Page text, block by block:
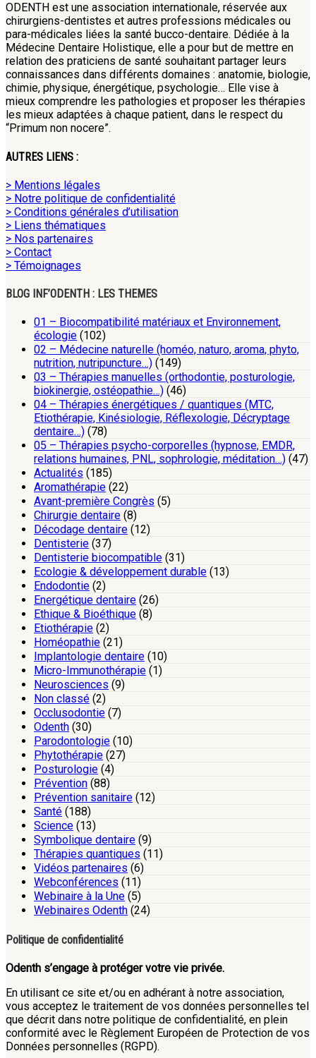
ODENTH est une association internationale, réservée aux
chirurgiens-dentistes et autres professions médicales ou
para-médicales liées la santé bucco-dentaire. Dédiée à la
Médecine Dentaire Holistique, elle a pour but de mettre en
relation des praticiens de santé souhaitant partager leurs
connaissances dans différents domaines : anatomie, biologie,
chimie, physique, énergétique, psychologie… Elle vise à
mieux comprendre les pathologies et proposer les thérapies
les mieux adaptées à chaque patient, dans le respect du
“Primum non nocere”.
AUTRES LIENS :
> Mentions légales
> Notre politique de confidentialité
> Conditions générales d’utilisation
> Liens thématiques
> Nos partenaires
> Contact
> Témoignages
BLOG INF’ODENTH : LES THEMES
01 – Biocompatibilité matériaux et Environnement,
écologie (102)
02 – Médecine naturelle (homéo, naturo, aroma, phyto,
nutrition, nutripuncture…) (149)
03 – Thérapies manuelles (orthodontie, posturologie,
biokinergie, ostéopathie…) (46)
04 – Thérapies énergétiques / quantiques (MTC,
Etiothérapie, Kinésiologie, Réflexologie, Décryptage
dentaire…) (78)
05 – Thérapies psycho-corporelles (hypnose, EMDR,
relations humaines, PNL, sophrologie, méditation…) (47)
Actualités (185)
Aromathérapie (22)
Avant-première Congrès (5)
Chirurgie dentaire (8)
Décodage dentaire (12)
Dentisterie (37)
Dentisterie biocompatible (31)
Ecologie & développement durable (13)
Endodontie (2)
Energétique dentaire (26)
Ethique & Bioéthique (8)
Etiothérapie (2)
Homéopathie (21)
Implantologie dentaire (10)
Micro-Immunothérapie (1)
Neurosciences (9)
Non classé (2)
Occlusodontie (7)
Odenth (30)
Parodontologie (10)
Phytothérapie (27)
Posturologie (4)
Prévention (88)
Prévention sanitaire (12)
Santé (188)
Science (13)
Symbolique dentaire (9)
Thérapies quantiques (11)
Vidéos partenaires (6)
Webconférences (11)
Webinaire à la Une (5)
Webinaires Odenth (24)
Politique de confidentialité
Odenth s’engage à protéger votre vie privée.
En utilisant ce site et/ou en adhérant à notre association,
vous acceptez le traitement de vos données personnelles tel
que décrit dans notre politique de confidentialité, en plein
conformité avec le Règlement Européen de Protection de vos
Données personnelles (RGPD).